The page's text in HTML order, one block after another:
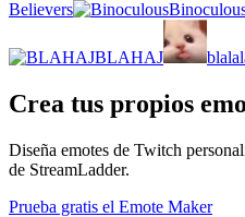
Believers
BLAHAJ
Crea tus propios
Diseña emotes de Twitch
de StreamLadder.
Prueba gratis el Emote Maker